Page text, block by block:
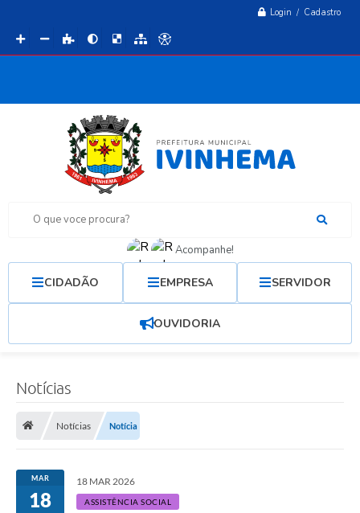
Login / Cadastro
O que voce procura?
Acompanhe!
CIDADÃO EMPRESA SERVIDOR
OUVIDORIA
Notícias
Notícias Notícia
MAR
18
18 MAR 2026
ASSISTÊNCIA SOCIAL